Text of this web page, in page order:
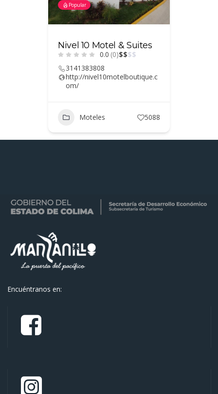
Popular
Nivel 10 Motel & Suites
0.0 (0)$$$$
3141383808
http://nivel10motelboutique.c
om/
Moteles 5088
Encuéntranos en: